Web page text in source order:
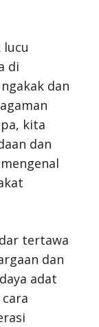
di
dan
kita
dan
tertawa
dan
adat